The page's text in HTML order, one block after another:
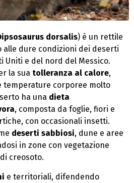
dorsalis) è un rettile
dure condizioni dei deserti
Uniti e del nord del Messico.
la sua tolleranza al calore,
temperature corporee molto
ha una dieta
, composta da foglie, fiori e
con occasionali insetti.
deserti sabbiosi, dune e aree
in zone con vegetazione
creosoto.
e territoriali, difendendo